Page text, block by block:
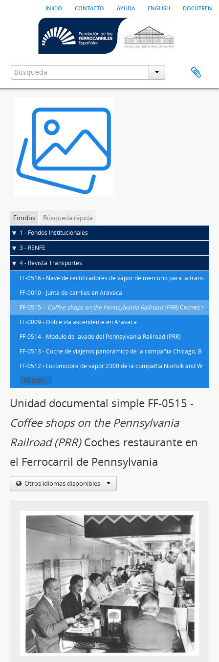
inicio contacto ayuda english docutren
Fondos Búsqueda rápida
1 - Fondos Institucionales
3 - RENFE
4 - Revista Transportes
FF-0516 - Nave de rectificadores de vapor de mercurio para la transformación de la corriente alterna en continua en la subcentral de La Bordeta en Barcelona
FF-0010 - Junta de carriles en Aravaca
FF-0515 - Coffee shops on the Pennsylvania Railroad (PRR)Coches restaurante en el Ferrocarril de Pennsylvania
FF-0009 - Doble vía ascendente en Aravaca
FF-0514 - Módulo de lavado del Pennsylvania Railroad (PRR)
FF-0513 - Coche de viajeros panorámico de la compañía Chicago, Burlington and Quincy Railroad
FF-0512 - Locomotora de vapor 2300 de la compañía Norfolk and Western, diseñada y fabricada por la propia compañía en los talleres de la compañía en Roanoke (Virginia), con la colaboración de Baldwin-Lima-Hamilton, Westinghouse, y Babcock & Wilcox
88 más...
Unidad documental simple FF-0515 -
Coffee shops on the Pennsylvania
Railroad (PRR) Coches restaurante en
el Ferrocarril de Pennsylvania
Otros idiomas disponibles